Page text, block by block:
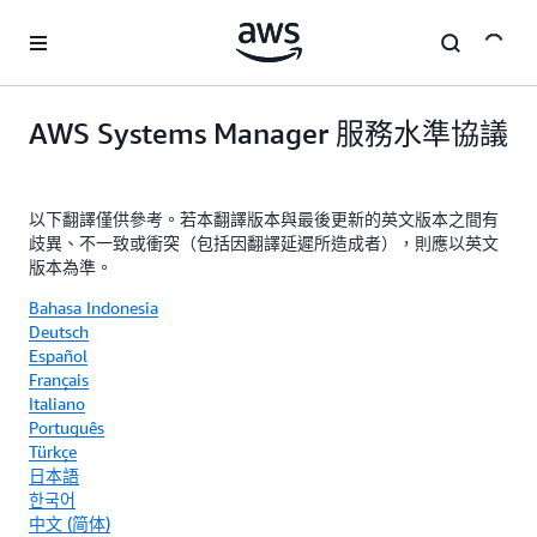
AWS Systems Manager 服務水準協議
以下翻譯僅供參考。若本翻譯版本與最後更新的英文版本之間有
歧異、不一致或衝突（包括因翻譯延遲所造成者），則應以英文
版本為準。
Bahasa Indonesia
Deutsch
Español
Français
Italiano
Português
Türkçe
日本語
한국어
中文 (简体)